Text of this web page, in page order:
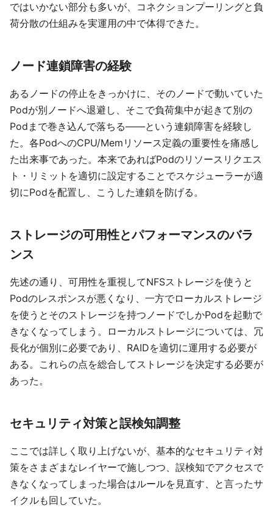
ではいかない部分も多いが、コネクションプーリングと負
荷分散の仕組みを実運用の中で体得できた。
ノード連鎖障害の経験
あるノードの停止をきっかけに、そのノードで動いていた
Podが別ノードへ退避し、そこで負荷集中が起きて別の
Podまで巻き込んで落ちる——という連鎖障害を経験し
た。各PodへのCPU/Memリソース定義の重要性を痛感し
た出来事であった。本来であればPodのリソースリクエス
ト・リミットを適切に設定することでスケジューラーが適
切にPodを配置し、こうした連鎖を防げる。
ストレージの可用性とパフォーマンスのバラ
ンス
先述の通り、可用性を重視してNFSストレージを使うと
Podのレスポンスが悪くなり、一方でローカルストレージ
を使うとそのストレージを持つノードでしかPodを起動で
きなくなってしまう。ローカルストレージについては、冗
長化が個別に必要であり、RAIDを適切に運用する必要が
ある。これらの点を総合してストレージを決定する必要が
あった。
セキュリティ対策と誤検知調整
ここでは詳しく取り上げないが、基本的なセキュリティ対
策をさまざまなレイヤーで施しつつ、誤検知でアクセスで
きなくなってしまった場合はルールを見直す、と言ったサ
イクルも回していた。